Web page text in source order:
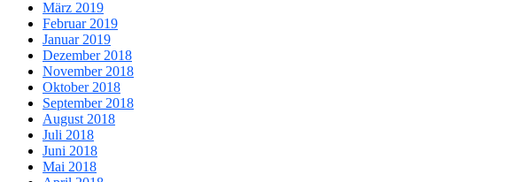
März 2019
Februar 2019
Januar 2019
Dezember 2018
November 2018
Oktober 2018
September 2018
August 2018
Juli 2018
Juni 2018
Mai 2018